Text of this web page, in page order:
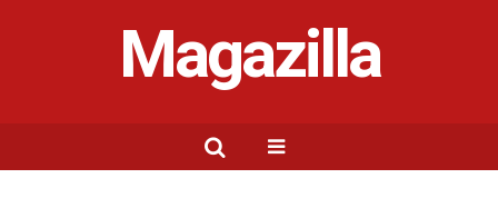
Magazilla